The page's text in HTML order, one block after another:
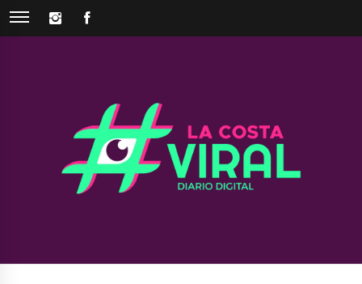
Skip
INSTAGRAM
Viral